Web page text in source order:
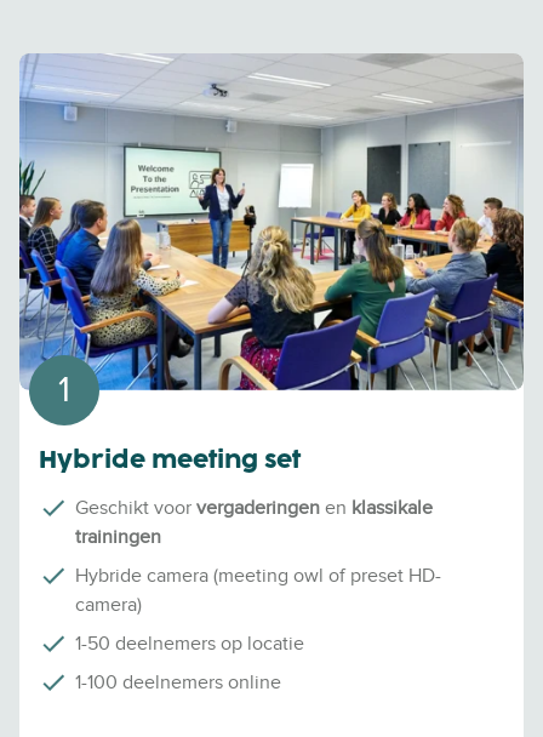
1
Hybride meeting set
Geschikt voor vergaderingen en klassikale
trainingen
Hybride camera (meeting owl of preset HD-
camera)
1-50 deelnemers op locatie
1-100 deelnemers online